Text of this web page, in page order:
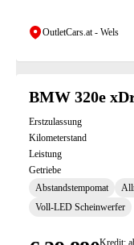
OutletCars.at - Wels
BMW 320e
Erstzulassung
Kilometerstand
Leistung
Getriebe
Abstandstempomat
Voll-LED Scheinwerfer
Kredit: